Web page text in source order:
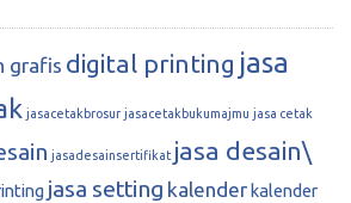
grafis digital printing jasa
jasacetakbrosur jasacetakbukumajmu jasa cetak
jasadesainsertifikat jasa desain\
jasa setting kalender kalender